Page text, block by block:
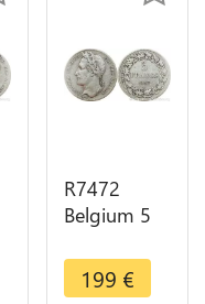
R7472
Belgium 5
Leopold I
1847 700K
199 €